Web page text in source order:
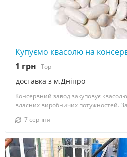
Купуємо квасолю на
доставка з м.Дніпро
1 грн Торг
Консервний завод закуповує
власних виробничих потужностей.
7 серпня